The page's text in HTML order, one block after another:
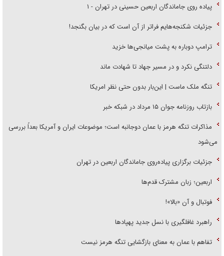
پیاده روی جاماندگان اربعین حسینی در تهران - ۱
جزئیات شکنجه‌هایم فراتر از آن است که در بیان بگنجد!
ترامپ دوباره به پشت میانجی‌ها خزید
دلتنگی نکرد و در مسیر جهاد تا شهادت ماند
تنگه ملک ماست | این‌بار بدون حتی نظر امریکا
بازتاب روزنامه جوان ۱۵ مرداد در شبکه خبر
مذاکرات تنگه هرمز با عمان دوجانبه است؛ موضوعات ایران و آمریکا بعداً بررسی
می‌شود
جزئیات برگزاری پیاده‌روی جاماندگان اربعین در تهران
اربعین؛ زبان مشترک قدم‌ها
فوتبال و آن «بالا»!
راهبرد غافلگیری با نسل جدید پهپاد‌ها
تفاهم با عمان به معنای بازگشایی تنگه هرمز نیست